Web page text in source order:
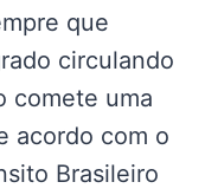
que
circulando
comete uma
acordo com o
Brasileiro